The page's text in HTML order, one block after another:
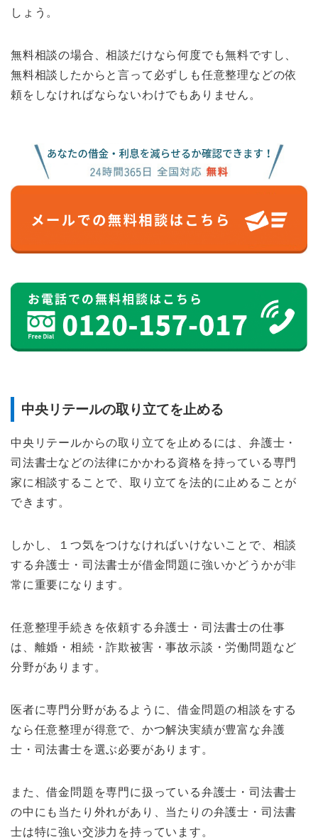
しょう。
無料相談の場合、相談だけなら何度でも無料ですし、
無料相談したからと言って必ずしも任意整理などの依
頼をしなければならないわけでもありません。
中央リテールの取り立てを止める
中央リテールからの取り立てを止めるには、弁護士・
司法書士などの法律にかかわる資格を持っている専門
家に相談することで、取り立てを法的に止めることが
できます。
しかし、１つ気をつけなければいけないことで、相談
する弁護士・司法書士が借金問題に強いかどうかが非
常に重要になります。
任意整理手続きを依頼する弁護士・司法書士の仕事
は、離婚・相続・詐欺被害・事故示談・労働問題など
分野があります。
医者に専門分野があるように、借金問題の相談をする
なら任意整理が得意で、かつ解決実績が豊富な弁護
士・司法書士を選ぶ必要があります。
また、借金問題を専門に扱っている弁護士・司法書士
の中にも当たり外れがあり、当たりの弁護士・司法書
士は特に強い交渉力を持っています。